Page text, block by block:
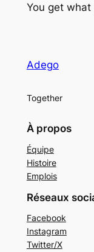
You get what
Adego
Together
À propos
Équipe
Histoire
Emplois
Réseaux
Facebook
Instagram
Twitter/X